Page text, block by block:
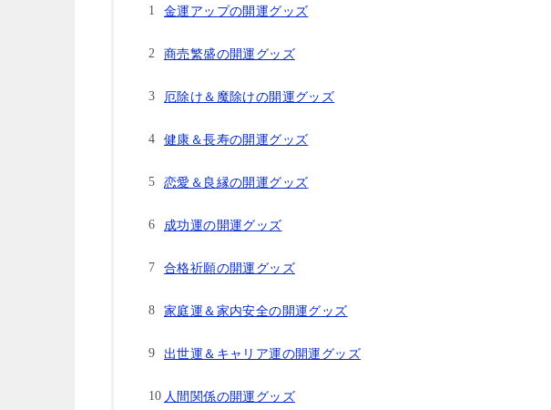
金運アップの開運グッズ
商売繁盛の開運グッズ
厄除け＆魔除けの開運グッズ
健康＆長寿の開運グッズ
恋愛＆良縁の開運グッズ
成功運の開運グッズ
合格祈願の開運グッズ
家庭運＆家内安全の開運グッズ
出世運＆キャリア運の開運グッズ
人間関係の開運グッズ